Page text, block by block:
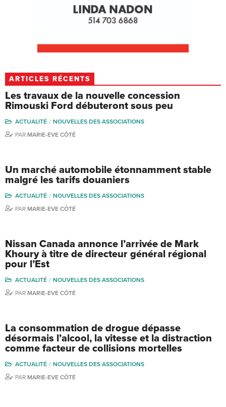
ARTICLES RÉCENTS
Les travaux de la nouvelle concession
Rimouski Ford débuteront sous peu
ACTUALITÉ
NOUVELLES DES ASSOCIATIONS
PAR MARIE-EVE CÔTÉ
Un marché automobile étonnamment stable
malgré les tarifs douaniers
ACTUALITÉ
NOUVELLES DES ASSOCIATIONS
PAR MARIE-EVE CÔTÉ
Nissan Canada annonce l’arrivée de Mark
Khoury à titre de directeur général régional
pour l’Est
ACTUALITÉ
NOUVELLES DES ASSOCIATIONS
PAR MARIE-EVE CÔTÉ
La consommation de drogue dépasse
désormais l’alcool, la vitesse et la distraction
comme facteur de collisions mortelles
ACTUALITÉ
NOUVELLES DES ASSOCIATIONS
PAR MARIE-EVE CÔTÉ